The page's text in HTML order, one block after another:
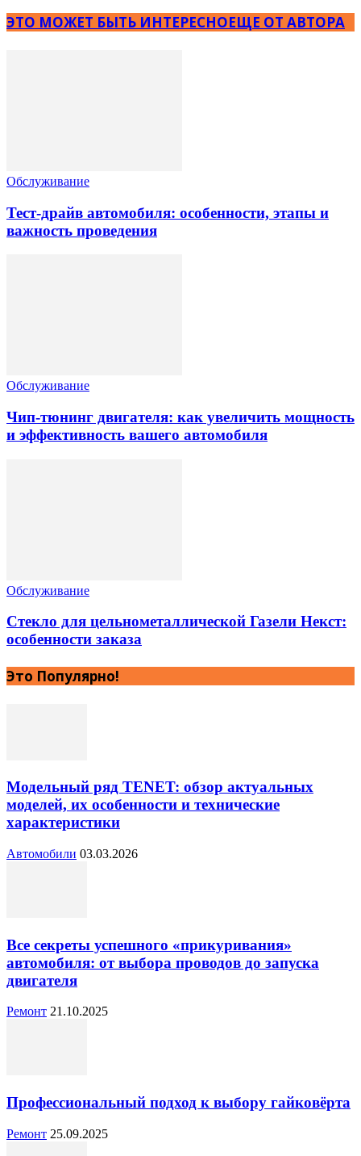
ЭТО МОЖЕТ БЫТЬ ИНТЕРЕСНОЕЩЕ ОТ АВТОРА
Обслуживание
Тест-драйв автомобиля: особенности, этапы и
важность проведения
Обслуживание
Чип-тюнинг двигателя: как увеличить мощность
и эффективность вашего автомобиля
Обслуживание
Стекло для цельнометаллической Газели Некст:
особенности заказа
Это Популярно!
Модельный ряд TENET: обзор актуальных
моделей, их особенности и технические
характеристики
Автомобили 03.03.2026
Все секреты успешного «прикуривания»
автомобиля: от выбора проводов до запуска
двигателя
Ремонт 21.10.2025
Профессиональный подход к выбору гайковёрта
Ремонт 25.09.2025